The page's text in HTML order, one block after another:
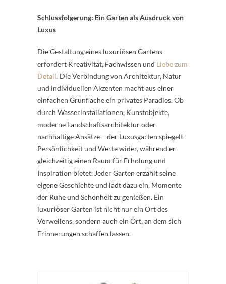
Schlussfolgerung: Ein Garten als Ausdruck von
Luxus
Die Gestaltung eines luxuriösen Gartens
erfordert Kreativität, Fachwissen und Liebe zum
Detail. Die Verbindung von Architektur, Natur
und individuellen Akzenten macht aus einer
einfachen Grünfläche ein privates Paradies. Ob
durch Wasserinstallationen, Kunstobjekte,
moderne Landschaftsarchitektur oder
nachhaltige Ansätze – der Luxusgarten spiegelt
Persönlichkeit und Werte wider, während er
gleichzeitig einen Raum für Erholung und
Inspiration bietet. Jeder Garten erzählt seine
eigene Geschichte und lädt dazu ein, Momente
der Ruhe und Schönheit zu genießen. Ein
luxuriöser Garten ist nicht nur ein Ort des
Verweilens, sondern auch ein Ort, an dem sich
Erinnerungen schaffen lassen.